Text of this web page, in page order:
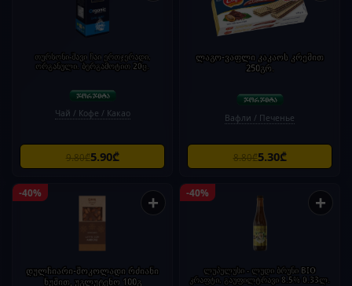
თურსონი-შავი ჩაი ერთჯერადი,
ორგანული. ბერგამოტით 20ც.
Чай / Кофе / Какао
9.80₾5.90₾
ლაგო-ვაფლი კაკაოს კრემით
250გრ.
Вафли / Печенье
8.80₾5.30₾
-40% +
დულჩიარი-შოკოლადი რძიანი
ნუშით, უგლუტენო 100გ
-40% +
ლუპულუსი - ლუდი ბრუნი BIO
კრაფტი, გაუფილტრავი 8.5% 0.33ლ.